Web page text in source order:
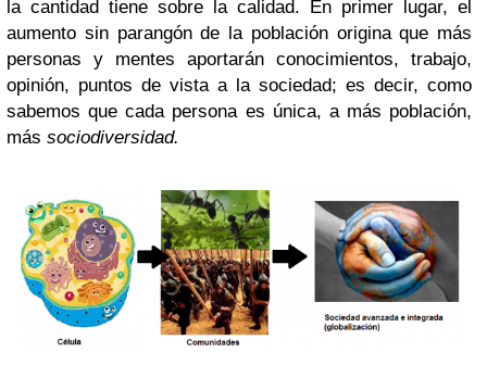
la cantidad tiene sobre la calidad. En primer lugar, el
aumento sin parangón de la población origina que más
personas y mentes aportarán conocimientos, trabajo,
opinión, puntos de vista a la sociedad; es decir, como
sabemos que cada persona es única, a más población,
más sociodiversidad.